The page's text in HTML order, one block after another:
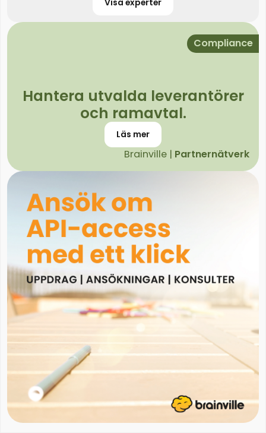
Visa experter
Compliance
Hantera utvalda leverantörer
och ramavtal.
Läs mer
Brainville | Partnernätverk